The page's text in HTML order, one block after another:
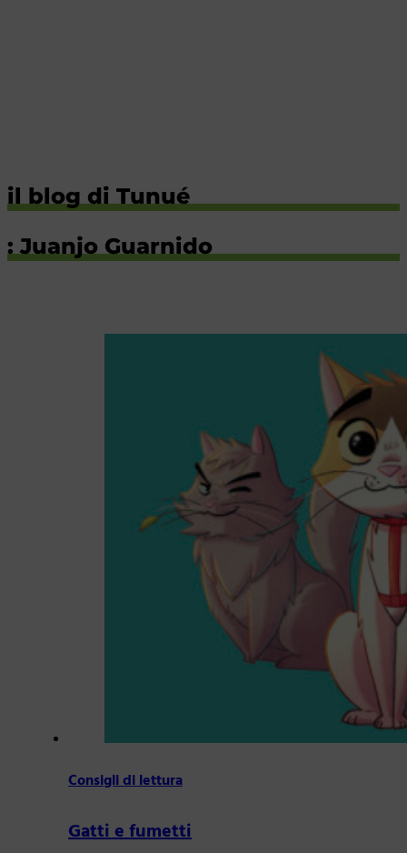
il blog di Tunué
: Juanjo Guarnido
Consigli di lettura
Gatti e fumetti